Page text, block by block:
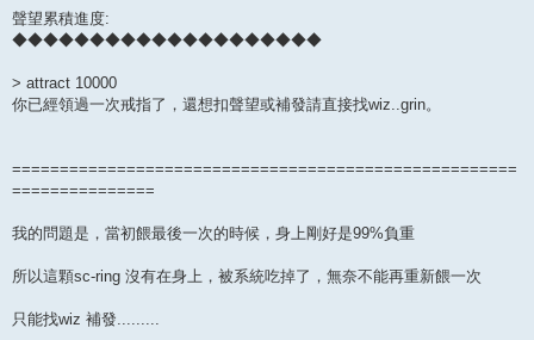
聲望累積進度:
◆◆◆◆◆◆◆◆◆◆◆◆◆◆◆◆◆◆◆◆
> attract 10000
你已經領過一次戒指了，還想扣聲望或補發請直接找wiz..grin。
=====================================================
===============
我的問題是，當初餵最後一次的時候，身上剛好是99%負重
所以這顆sc-ring 沒有在身上，被系統吃掉了，無奈不能再重新餵一次
只能找wiz 補發.........